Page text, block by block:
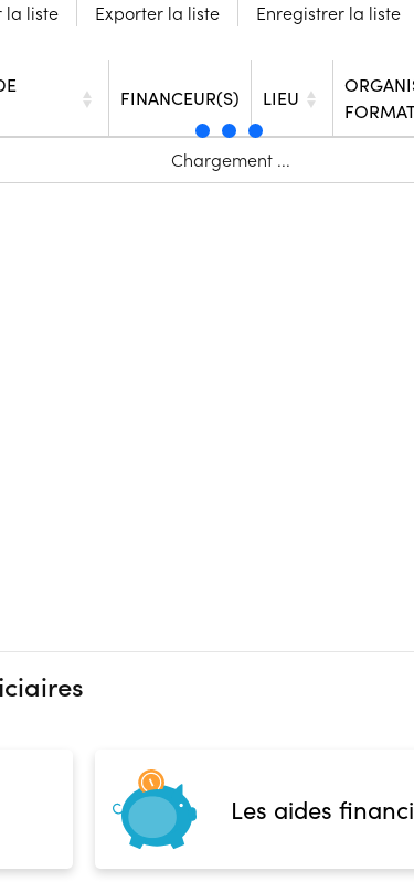
la liste Exporter la liste Enregistrer la liste
FINANCEUR(S) LIEU
Chargement ...
Les aides